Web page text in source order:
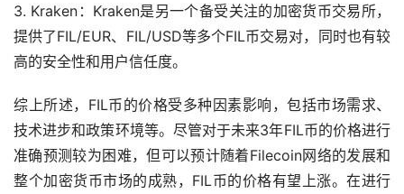
3. Kraken：Kraken是另一个备受关注的加密货币交易所，
提供了FIL/EUR、FIL/USD等多个FIL币交易对，同时也有较
高的安全性和用户信任度。
综上所述，FIL币的价格受多种因素影响，包括市场需求、
技术进步和政策环境等。尽管对于未来3年FIL币的价格进行
准确预测较为困难，但可以预计随着Filecoin网络的发展和
整个加密货币市场的成熟，FIL币的价格有望上涨。在进行